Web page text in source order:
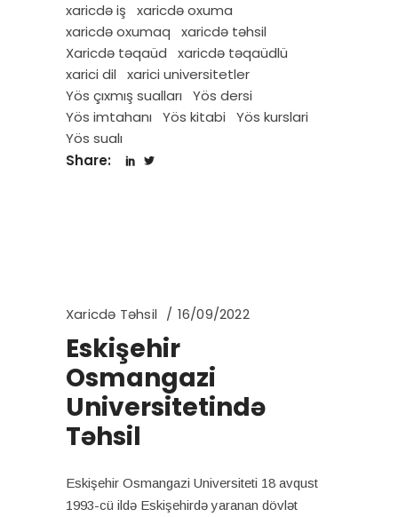
xaricdə iş
xaricdə oxuma
xaricdə oxumaq
xaricdə təhsil
Xaricdə təqaüd
xaricdə təqaüdlü
xarici dil
xarici universitetler
Yös çıxmış sualları
Yös dersi
Yös imtahanı
Yös kitabi
Yös kurslari
Yös sualı
Share:
Xaricdə Təhsil 16/09/2022
Eskişehir
Osmangazi
Universitetində
Təhsil
Eskişehir Osmangazi Universiteti 18 avqust
1993-cü ildə Eskişehirdə yaranan dövlət